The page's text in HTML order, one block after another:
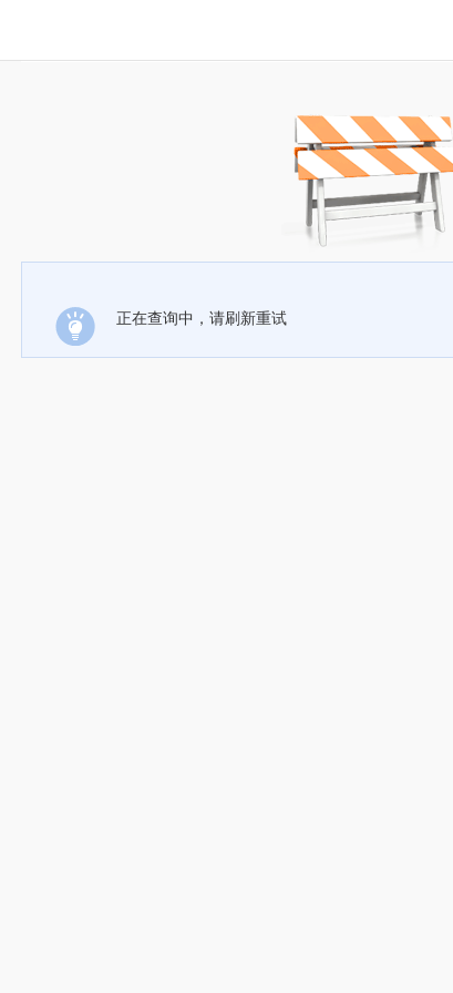
正在查询中，请刷新重试